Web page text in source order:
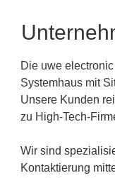
Die uwe
Systemhaus mit
Unsere Kunden
zu High-Tech-
Wir sind
Kontaktierung